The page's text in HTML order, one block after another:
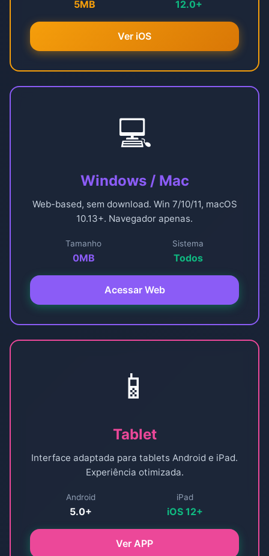
5MB 12.0+
Ver iOS
💻
Windows / Mac
Web-based, sem download. Win 7/10/11, macOS
10.13+. Navegador apenas.
Tamanho
0MB
Sistema
Todos
Acessar Web
📱
Tablet
Interface adaptada para tablets Android e iPad.
Experiência otimizada.
Android
5.0+
iPad
iOS 12+
Ver APP